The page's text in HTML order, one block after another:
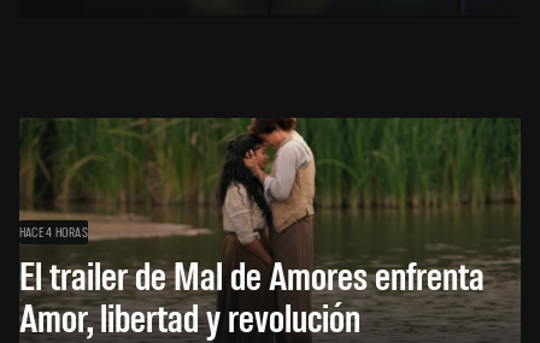
HACE 4 HORAS
El trailer de Mal de Amores enfrenta
Amor, libertad y revolución